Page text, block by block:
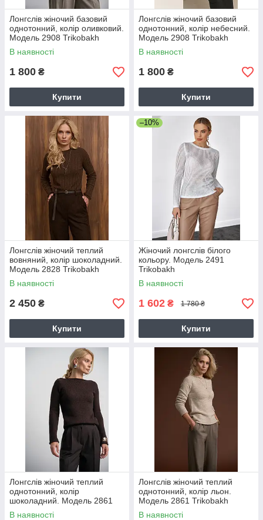
Лонгслів жіночий базовий
однотонний, колір оливковий.
Модель 2908 Trikobakh
В наявності
1 800 ₴
Купити
Лонгслів жіночий базовий
однотонний, колір небесний.
Модель 2908 Trikobakh
В наявності
1 800 ₴
Купити
Лонгслів жіночий теплий
вовняний, колір шоколадний.
Модель 2828 Trikobakh
В наявності
2 450 ₴
Купити
–10%
Жіночий лонгслів білого
кольору. Модель 2491
Trikobakh
В наявності
1 602 ₴ 1 780 ₴
Купити
Лонгслів жіночий теплий
однотонний, колір
шоколадний. Модель 2861
Trikobakh
В наявності
Лонгслів жіночий теплий
однотонний, колір льон.
Модель 2861 Trikobakh
В наявності